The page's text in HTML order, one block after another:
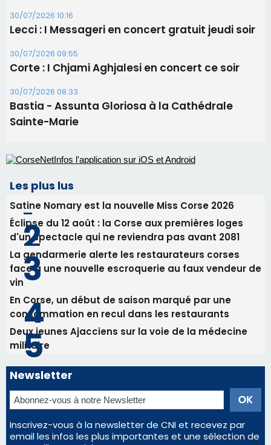
30/07/2026 10:16
Lecci : I Messageri en concert gratuit jeudi soir
30/07/2026 09:55
Corte : I Chjami Aghjalesi en concert ce soir
30/07/2026 08:33
Bastia - Assunta Gloriosa à la Cathédrale
Sainte-Marie
Les plus lus
Satine Nomary est la nouvelle Miss Corse 2026
Éclipse du 12 août : la Corse aux premières loges
d'un spectacle qui ne reviendra pas avant 2081
La gendarmerie alerte les restaurateurs corses
face à une nouvelle escroquerie au faux vendeur de
vin
En Corse, un début de saison marqué par une
consommation en recul dans les restaurants
Deux jeunes Ajacciens sur la voie de la médecine
militaire
Newsletter
Inscrivez-vous à la newsletter de CNI et recevez par
email les infos les plus importantes et une sélection de